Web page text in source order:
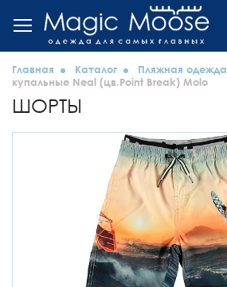
Главная Каталог Пляжная одежда
купальные Neal (цв.Point Break) Molo
ШОРТЫ